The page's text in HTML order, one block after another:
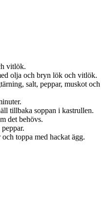
vitlök.
olja och bryn lök och vitlök.
salt, peppar, muskot och
tillbaka soppan i kastrullen.
det behövs.
toppa med hackat ägg.